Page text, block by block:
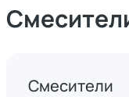
Смесители